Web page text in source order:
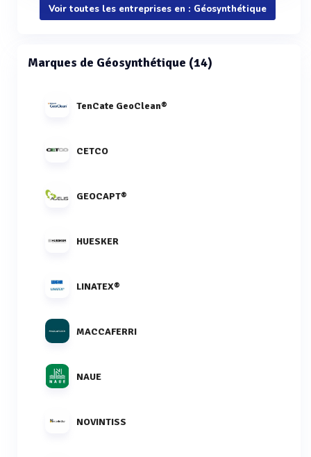
Voir toutes les entreprises en : Géosynthétique
Marques de Géosynthétique (14)
TenCate GeoClean®
CETCO
GEOCAPT®
HUESKER
LINATEX®
MACCAFERRI
NAUE
NOVINTISS